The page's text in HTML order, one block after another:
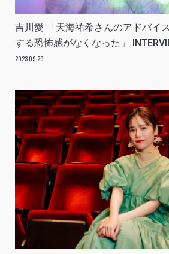
吉川愛 「天海祐希さんのアドバイ
する恐怖感がなくなった」
2023.09.29